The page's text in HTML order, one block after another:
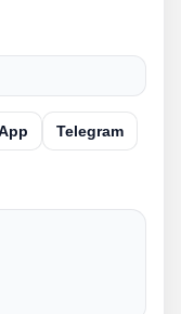
Telegram